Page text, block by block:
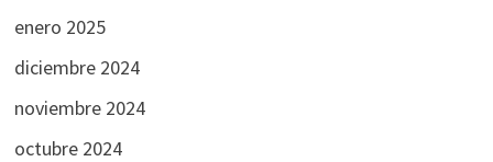
enero 2025
diciembre 2024
noviembre 2024
octubre 2024